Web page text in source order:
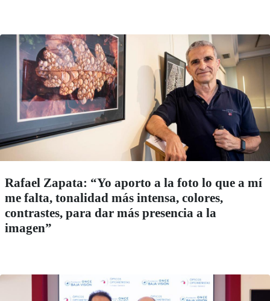
Rafael Zapata: “Yo aporto a la foto lo que a mí
me falta, tonalidad más intensa, colores,
contrastes, para dar más presencia a la
imagen”